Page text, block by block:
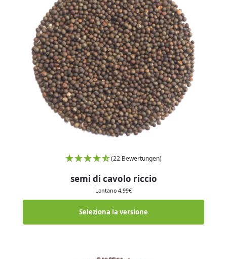
(22 Bewertungen)
semi di cavolo riccio
Lontano 4,99€
Seleziona la versione